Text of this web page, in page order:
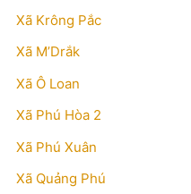
Xã Krông Pắc
Xã M’Drắk
Xã Ô Loan
Xã Phú Hòa 2
Xã Phú Xuân
Xã Quảng Phú